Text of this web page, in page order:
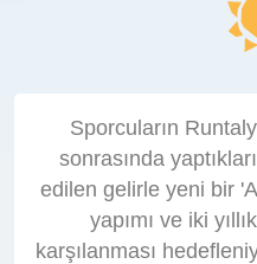
Sporcuların
sonrasında
edilen gelirle yeni bir
yapımı ve iki
karşılanması